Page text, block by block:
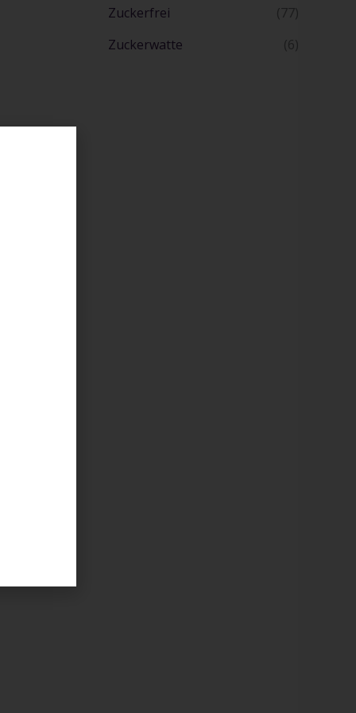
Zuckerfrei
(77)
Zuckerwatte
(6)